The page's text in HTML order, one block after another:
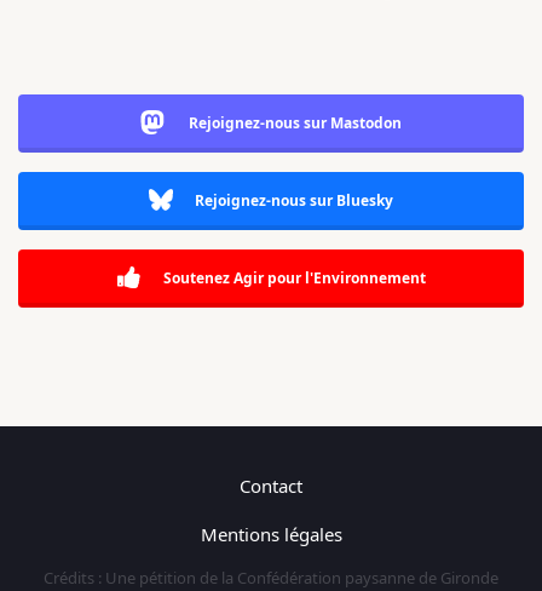
Rejoignez-nous sur Mastodon
Rejoignez-nous sur Bluesky
Soutenez Agir pour l'Environnement
Contact
Mentions légales
Crédits : Une pétition de la Confédération paysanne de Gironde